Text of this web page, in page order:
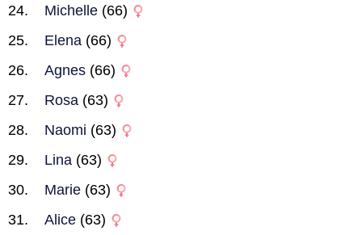
Michelle (66)
Elena (66)
Agnes (66)
Rosa (63)
Naomi (63)
Lina (63)
Marie (63)
Alice (63)